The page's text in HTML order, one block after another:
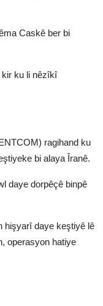
Caskê ber bi
kir ku li nêzîkî
ragihand ku
bi alaya Îranê.
daye dorpêçê binpê
hişyarî daye keştiyê lê
operasyon hatiye